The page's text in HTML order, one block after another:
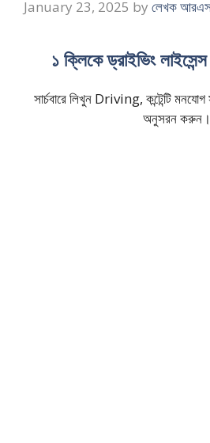
January 23, 2025 by লেখক আরএস
১ ক্লিকে ড্রাইভিং
সার্চবারে লিখুন Driving, কন্টেন্টি
অনুসরন করুন।